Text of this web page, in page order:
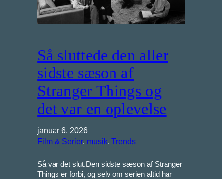
Så sluttede den aller
sidste sæson af
Stranger Things og
det var en oplevelse
januar 6, 2026
Film & Serier, musik, Trends
Så var det slut.Den sidste sæson af Stranger
Things er forbi, og selv om serien altid har